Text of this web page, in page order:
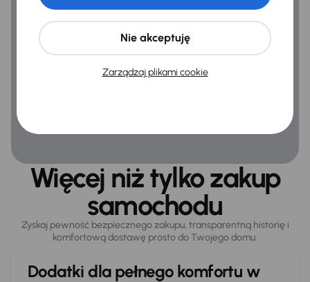
Ogólne
Więcej niż tylko zakup
samochodu
Zyskaj pewność bezpiecznego zakupu, transparentną historię i
komfortową dostawę prosto do Twojego domu.
Dodatki dla pełnego komfortu w
Zarządzaj plikami cookie
Nie akceptuję